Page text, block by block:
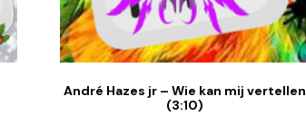
André Hazes jr – Wie kan mij vertellen
(3:10)